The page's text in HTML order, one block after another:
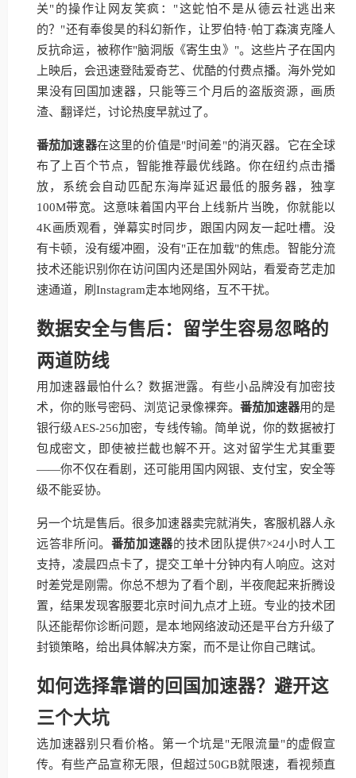
关"的操作让网友笑疯："这蛇怕不是从德云社逃出来
的？"还有奉俊昊的科幻新作，让罗伯特·帕丁森演克隆人
反抗命运，被称作"脑洞版《寄生虫》"。这些片子在国内
上映后，会迅速登陆爱奇艺、优酷的付费点播。海外党如
果没有回国加速器，只能等三个月后的盗版资源，画质
渣、翻译烂，讨论热度早就过了。
番茄加速器在这里的价值是"时间差"的消灭器。它在全球
布了上百个节点，智能推荐最优线路。你在纽约点击播
放，系统会自动匹配东海岸延迟最低的服务器，独享
100M带宽。这意味着国内平台上线新片当晚，你就能以
4K画质观看，弹幕实时同步，跟国内网友一起吐槽。没
有卡顿，没有缓冲圈，没有"正在加载"的焦虑。智能分流
技术还能识别你在访问国内还是国外网站，看爱奇艺走加
速通道，刷Instagram走本地网络，互不干扰。
数据安全与售后：留学生容易忽略的
两道防线
用加速器最怕什么？数据泄露。有些小品牌没有加密技
术，你的账号密码、浏览记录像裸奔。 番茄加速器用的是
银行级AES-256加密，专线传输。简单说，你的数据被打
包成密文，即使被拦截也解不开。这对留学生尤其重要
——你不仅在看剧，还可能用国内网银、支付宝，安全等
级不能妥协。
另一个坑是售后。很多加速器卖完就消失，客服机器人永
远答非所问。 番茄加速器的技术团队提供7×24小时人工
支持，凌晨四点卡了，提交工单十分钟内有人响应。这对
时差党是刚需。你总不想为了看个剧，半夜爬起来折腾设
置，结果发现客服要北京时间九点才上班。专业的技术团
队还能帮你诊断问题，是本地网络波动还是平台方升级了
封锁策略，给出具体解决方案，而不是让你自己瞎试。
如何选择靠谱的回国加速器？避开这
三个大坑
选加速器别只看价格。第一个坑是"无限流量"的虚假宣
传。有些产品宣称无限，但超过50GB就限速，看视频直